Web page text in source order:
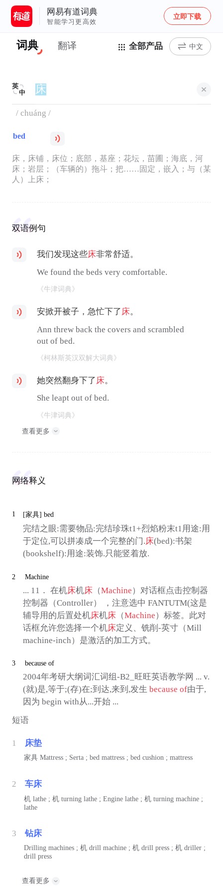
网易有道词典
智能学习更高效
立即下载
词典 翻译 全部产品 中文
英
中
/ chuáng /
bed
床，床铺，床位；底部，基座；花坛，苗圃；海底，河
床；岩层；（车辆的）拖斗；把……固定，嵌入；与（某
人）上床；
双语例句
我们发现这些床非常舒适。
We found the beds very comfortable.
《牛津词典》
安掀开被子，急忙下了 床。
Ann threw back the covers and scrambled
out of bed.
《柯林斯英汉双解大词典》
她突然翻身下了 床。
She leapt out of bed.
《牛津词典》
查看更多
网络释义
1 [家具] bed
完结之眼:需要物品:完结珍珠t1+烈焰粉末t1用途:用
于定位,可以拼凑成一个完整的门.床(bed):书架
(bookshelf):用途:装饰.只能竖着放.
2 Machine
... 11． 在机床机床 （Machine）对话框点击控制器
控制器（Controller） ，注意选中 FANTUTM(这是
辅导用的后置处机床机床 （Machine）标签。此对
话框允许您选择一个机床定义、铣削-英寸（Mill
machine-inch）是激活的加工方式。
3 because of
2004年考研大纲词汇词组-B2_旺旺英语教学网 ... v.
(就)是,等于;(存)在;到达,来到,发生 because of由于,
因为 begin with从...开始 ...
短语
1 床垫
家具 Mattress ; Serta ; bed mattress ; bed cushion ; mattress
2 车床
机 lathe ; 机 turning lathe ; Engine lathe ; 机 turning machine ;
lathe
3 钻床
Drilling machines ; 机 drill machine ; 机 drill press ; 机 driller ;
drill press
查看更多